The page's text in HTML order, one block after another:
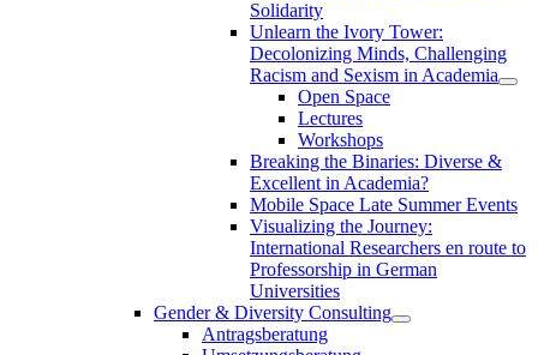
Solidarity
Unlearn the Ivory Tower:
Decolonizing Minds, Challenging
Racism and Sexism in Academia
Open Space
Lectures
Workshops
Breaking the Binaries: Diverse &
Excellent in Academia?
Mobile Space Late Summer Events
Visualizing the Journey:
International Researchers en route to
Professorship in German
Universities
Gender & Diversity Consulting
Antragsberatung